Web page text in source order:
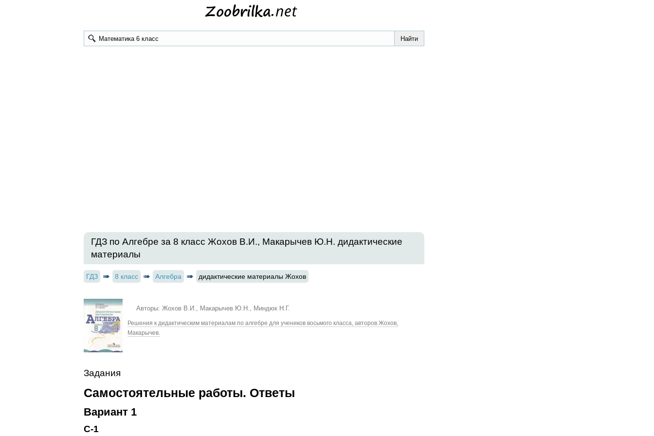
ГДЗ по Алгебре за 8 класс Жохов В.И., Макарычев Ю.Н. дидактические
материалы
ГДЗ 8 класс Алгебра дидактические материалы Жохов
Авторы: Жохов В.И., Макарычев Ю.Н., Миндюк Н.Г.
Решения к дидактическим материалам по алгебре для учеников восьмого класса, авторов Жохов,
Макарычев.
Задания
Самостоятельные работы. Ответы
Вариант 1
С-1